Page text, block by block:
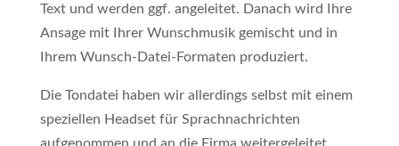
Text und werden ggf. angeleitet. Danach wird Ihre
Ansage mit Ihrer Wunschmusik gemischt und in
Ihrem Wunsch-Datei-Formaten produziert.
Die Tondatei haben wir allerdings selbst mit einem
speziellen Headset für Sprachnachrichten
aufgenommen und an die Firma weitergeleitet.